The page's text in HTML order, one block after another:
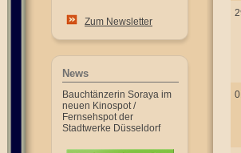
Zum Newsletter
News
Bauchtänzerin Soraya im
neuen Kinospot /
Fernsehspot der
Stadtwerke Düsseldorf